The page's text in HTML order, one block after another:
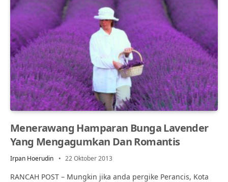
Menerawang Hamparan Bunga Lavender
Yang Mengagumkan Dan Romantis
Irpan Hoerudin 22 Oktober 2013
RANCAH POST – Mungkin jika anda pergike Perancis, Kota